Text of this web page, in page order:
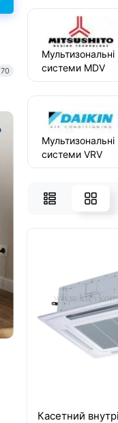
70
Мультизональні
системи MDV
Мультизональні
системи VRV
Касетний